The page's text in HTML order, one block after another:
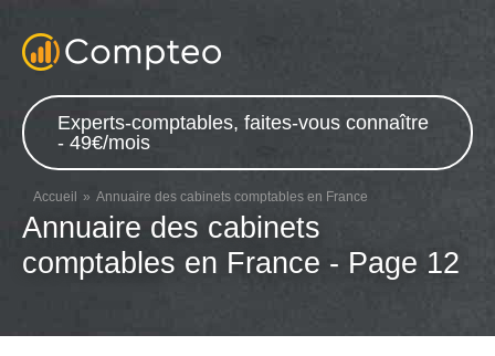
Experts-comptables, faites-vous connaître
- 49€/mois
Accueil Annuaire des cabinets comptables en France
Annuaire des cabinets
comptables en France - Page 12